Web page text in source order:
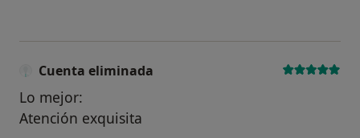
Cuenta eliminada
Lo mejor:
Atención exquisita